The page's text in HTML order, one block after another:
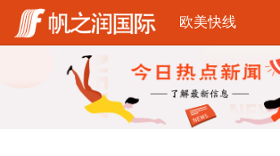
欧美快线